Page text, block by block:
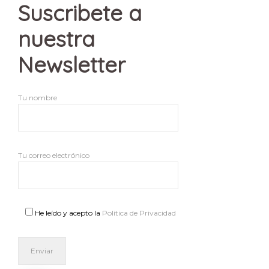
Suscribete a
nuestra
Newsletter
Tu nombre
Tu correo electrónico
He leído y acepto la Política de Privacidad